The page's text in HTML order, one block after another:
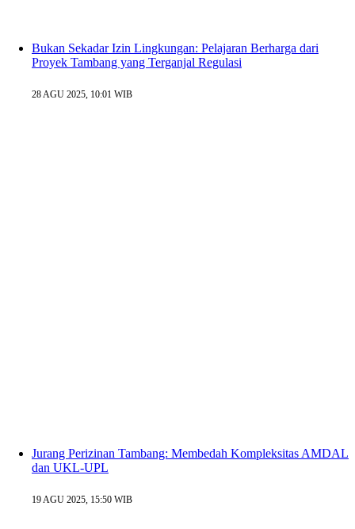
Bukan Sekadar Izin Lingkungan: Pelajaran Berharga dari
Proyek Tambang yang Terganjal Regulasi
28 AGU 2025, 10:01 WIB
Jurang Perizinan Tambang: Membedah Kompleksitas AMDAL
dan UKL-UPL
19 AGU 2025, 15:50 WIB